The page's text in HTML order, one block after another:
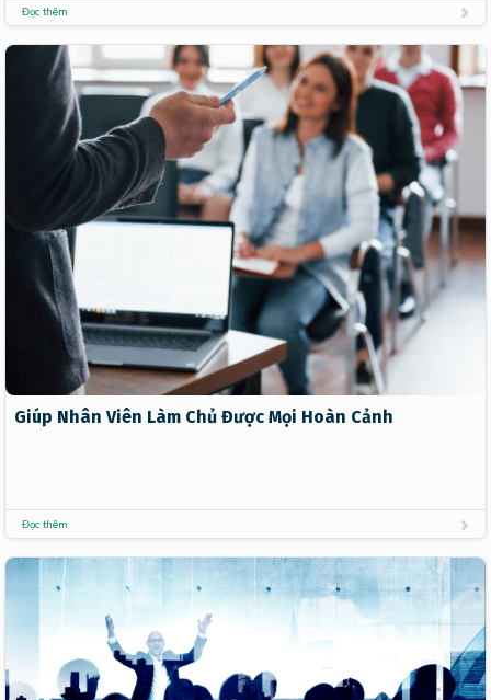
Đọc thêm
Giúp Nhân Viên Làm Chủ Được Mọi Hoàn Cảnh
Đọc thêm